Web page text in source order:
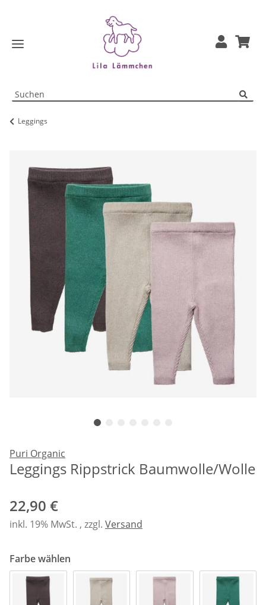
Leggings
Puri Organic
Leggings Rippstrick Baumwolle/Wolle
22,90 €
inkl. 19% MwSt. , zzgl. Versand
Farbe wählen